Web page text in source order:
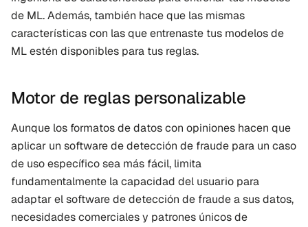
de ML. Además, también hace que las mismas
características con las que entrenaste tus modelos de
ML estén disponibles para tus reglas.
Motor de reglas personalizable
Aunque los formatos de datos con opiniones hacen que
aplicar un software de detección de fraude para un caso
de uso específico sea más fácil, limita
fundamentalmente la capacidad del usuario para
adaptar el software de detección de fraude a sus datos,
necesidades comerciales y patrones únicos de